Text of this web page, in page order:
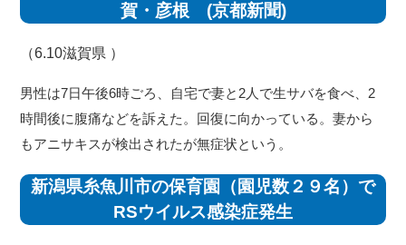
賀・彦根 (京都新聞)
（6.10滋賀県 ）
男性は7日午後6時ごろ、自宅で妻と2人で生サバを食べ、2
時間後に腹痛などを訴えた。回復に向かっている。妻から
もアニサキスが検出されたが無症状という。
新潟県糸魚川市の保育園（園児数２９名）で
RSウイルス感染症発生